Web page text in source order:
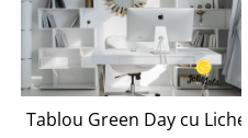
Tablou Green Day cu